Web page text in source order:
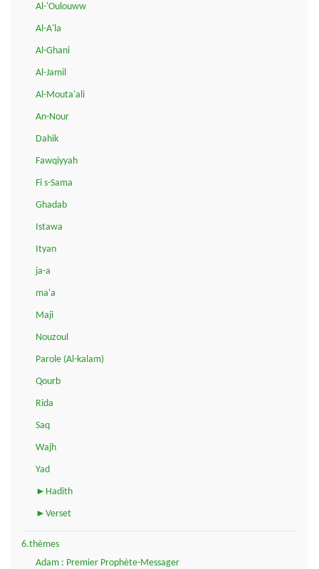
Al-'Oulouww
Al-A'la
Al-Ghani
Al-Jamil
Al-Mouta'ali
An-Nour
Dahik
Fawqiyyah
Fi s-Sama
Ghadab
Istawa
Ityan
ja-a
ma'a
Maji
Nouzoul
Parole (Al-kalam)
Qourb
Rida
Saq
Wajh
Yad
►Hadith
►Verset
6.thèmes
Adam : Premier Prophète-Messager